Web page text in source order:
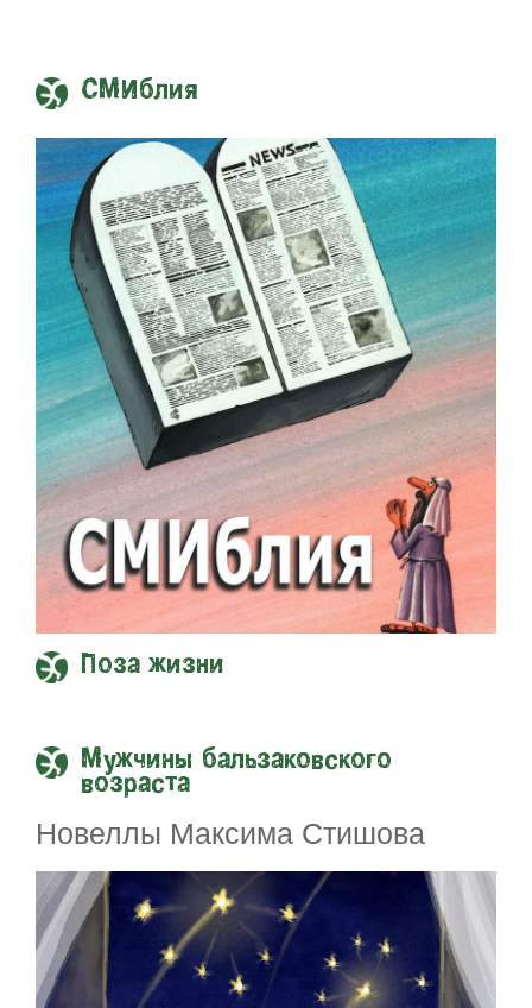
СМИблия
Поза жизни
Мужчины бальзаковского
возраста
Новеллы Максима Стишова